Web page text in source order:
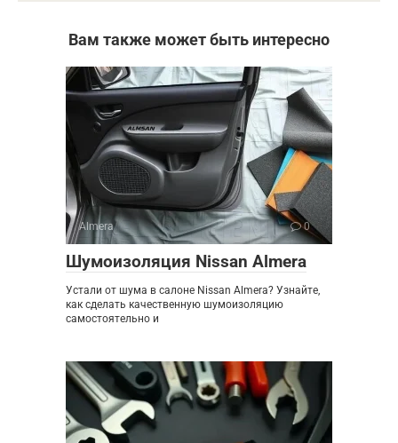
Вам также может быть интересно
Almera 0
Шумоизоляция Nissan Almera
Устали от шума в салоне Nissan Almera? Узнайте,
как сделать качественную шумоизоляцию
самостоятельно и